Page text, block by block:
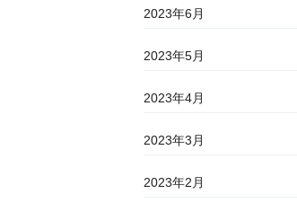
2023年6月
2023年5月
2023年4月
2023年3月
2023年2月